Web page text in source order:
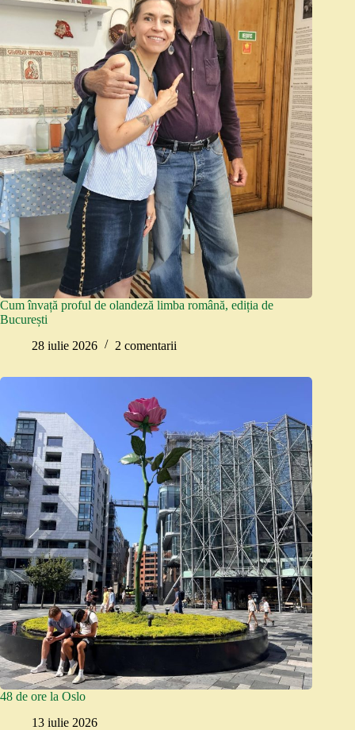
Cum învață proful de olandeză limba română, ediția de
București
28 iulie 2026
2 comentarii
48 de ore la Oslo
13 iulie 2026